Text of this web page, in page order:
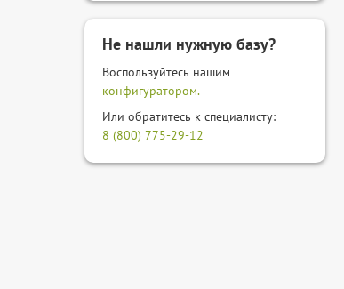
Не нашли нужную базу?
Воспользуйтесь нашим
конфигуратором.
Или обратитесь к специалисту:
8 (800) 775-29-12